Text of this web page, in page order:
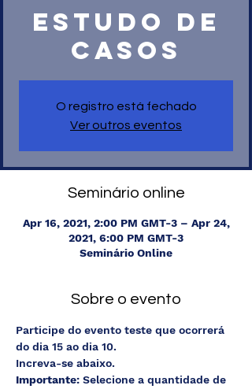
ESTUDO DE
CASOS
O registro está fechado
Ver outros eventos
Seminário online
Apr 16, 2021, 2:00 PM GMT-3 – Apr 24,
2021, 6:00 PM GMT-3
Seminário Online
Sobre o evento
Participe do evento teste que ocorrerá
do dia 15 ao dia 10.
Increva-se abaixo.
Importante: Selecione a quantidade de